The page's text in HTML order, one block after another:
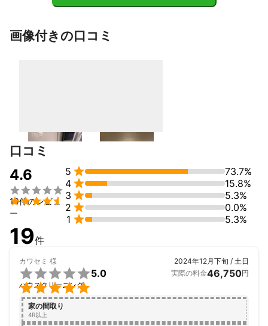
画像付きの口コミ
口コミ
4.6


19件のレビュ
ー
5 
73.7%
4 
15.8%
3 
5.3%
2 
0.0%
1  5.3%
19件
カワセミ 様


5.0
ハウスクリーニング
2024年12月下旬 / 土日
実際の料金46,750円
家の間取り
4R以上